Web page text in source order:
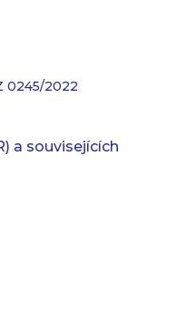
0245/2022
a souvisejících